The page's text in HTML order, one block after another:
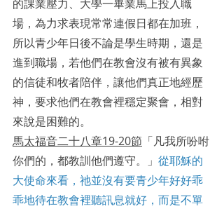
的課業壓力、大學一畢業馬上投入職
場，為力求表現常常連假日都在加班，
所以青少年日後不論是學生時期，還是
進到職場，若他們在教會沒有被有異象
的信徒和牧者陪伴，讓他們真正地經歷
神，要求他們在教會裡穩定聚會，相對
來說是困難的。
馬太福音二十八章19-20節 「凡我所吩咐
你們的，都教訓他們遵守。」 從耶穌的
大使命來看，祂並沒有要青少年好好乖
乖地待在教會裡聽訊息就好，而是不單